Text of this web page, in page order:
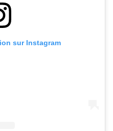
sur Instagram